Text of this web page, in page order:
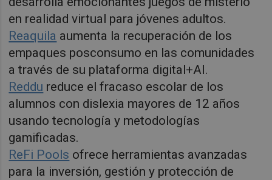
en realidad virtual para jóvenes adultos.
Reaquila aumenta la recuperación de los
empaques posconsumo en las comunidades
a través de su plataforma digital+AI.
Reddu reduce el fracaso escolar de los
alumnos con dislexia mayores de 12 años
usando tecnología y metodologías
gamificadas.
ReFi Pools ofrece herramientas avanzadas
para la inversión, gestión y protección de